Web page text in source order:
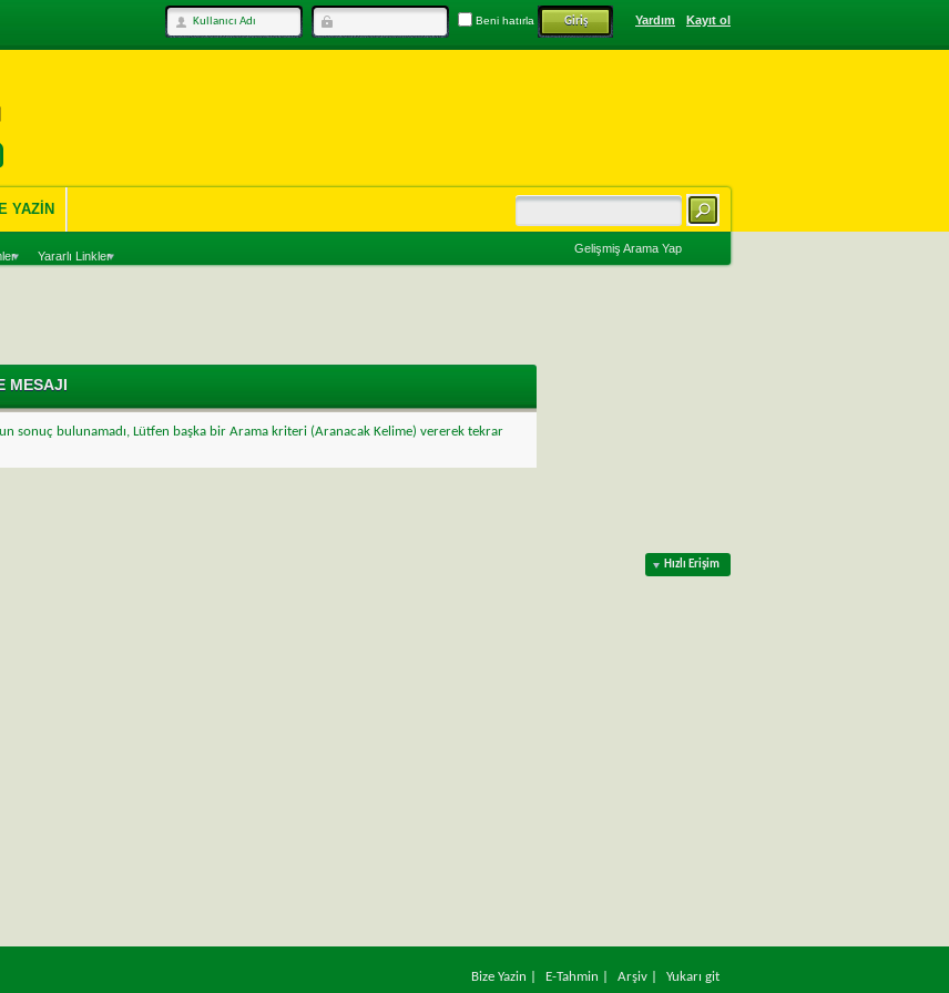
Kayıt ol
Yardım
Beni hatırla
Yararlı Linkler
YAZIN
Gelişmiş Arama Yap
MESAJI
sonuç bulunamadı, Lütfen başka bir Arama kriteri (Aranacak Kelime) vererek tekrar
Hızlı Erişim
Bize Yazin E-Tahmin Arşiv Yukarı git